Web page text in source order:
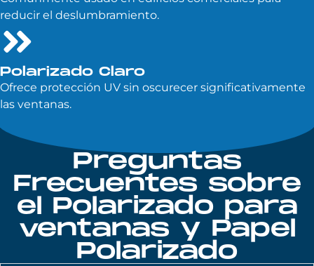
reducir el deslumbramiento.
Polarizado Claro
Ofrece protección UV sin oscurecer significativamente
las ventanas.
Preguntas
Frecuentes sobre
el Polarizado para
ventanas y Papel
Polarizado